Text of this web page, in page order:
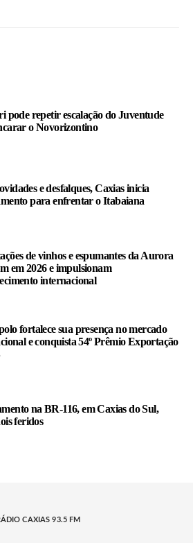
pode repetir escalação do Juventude
o Novorizontino
e desfalques, Caxias inicia
para enfrentar o Itabaiana
de vinhos e espumantes da Aurora
em 2026 e impulsionam
internacional
fortalece sua presença no mercado
e conquista 54º Prêmio Exportação
na BR-116, em Caxias do Sul,
feridos
CAXIAS 93.5 FM